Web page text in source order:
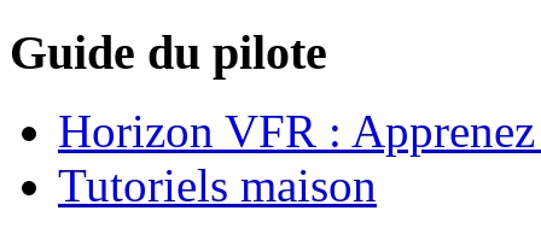
Guide du pilote
Horizon VFR :
Tutoriels maison